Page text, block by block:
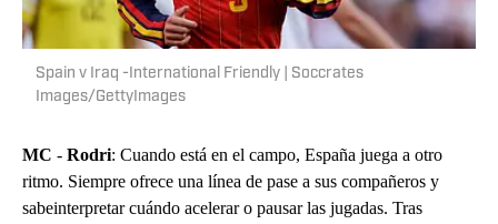
Spain v Iraq -International Friendly | Soccrates
Images/GettyImages
MC - Rodri: Cuando está en el campo, España juega a otro
ritmo. Siempre ofrece una línea de pase a sus compañeros y
sabeinterpretar cuándo acelerar o pausar las jugadas. Tras